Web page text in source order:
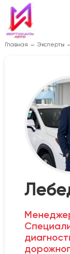
Главная Эксперты